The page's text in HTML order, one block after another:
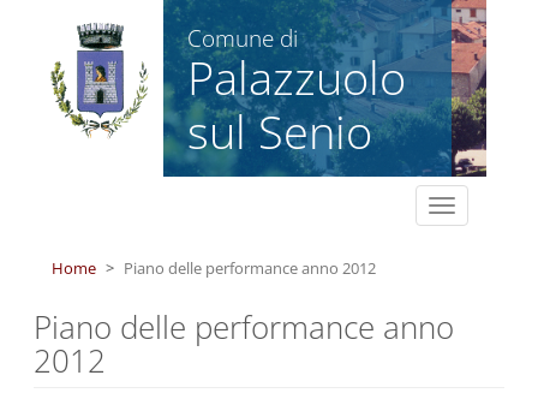
Salta al contenuto principale
Comune di
Palazzuolo
sul Senio
Toggle
navigation
Home
Piano delle performance anno 2012
Piano delle performance anno
2012